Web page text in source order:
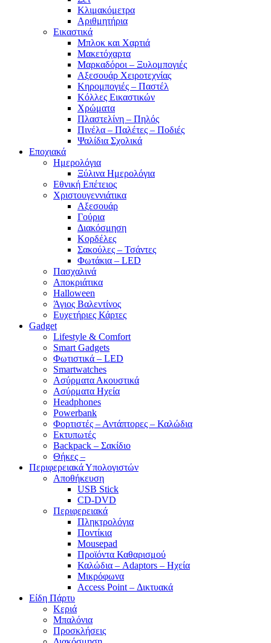
Κλιμακόμετρα
Αριθμητήρια
Εικαστικά
Μπλοκ και Χαρτιά
Μακετόχαρτα
Μαρκαδόροι – Ξυλομπογιές
Αξεσουάρ Χειροτεχνίας
Κηρομπογιές – Παστέλ
Κόλλες Εικαστικών
Χρώματα
Πλαστελίνη – Πηλός
Πινέλα – Παλέτες – Ποδιές
Ψαλίδια Σχολικά
Εποχιακά
Ημερολόγια
Ξύλινα Ημερολόγια
Εθνική Επέτειος
Χριστουγεννιάτικα
Αξεσουάρ
Γούρια
Διακόσμηση
Κορδέλες
Σακούλες – Τσάντες
Φωτάκια – LED
Πασχαλινά
Αποκριάτικα
Halloween
Άγιος Βαλεντίνος
Ευχετήριες Κάρτες
Gadget
Lifestyle & Comfort
Smart Gadgets
Φωτιστικά – LED
Smartwatches
Ασύρματα Ακουστικά
Ασύρματα Ηχεία
Headphones
Powerbank
Φορτιστές – Αντάπτορες – Καλώδια
Εκτυπωτές
Backpack – Σακίδιο
Θήκες –
Περιφερειακά Υπολογιστών
Αποθήκευση
USB Stick
CD-DVD
Περιφερειακά
Πληκτρολόγια
Ποντίκια
Mousepad
Προϊόντα Καθαρισμού
Καλώδια – Adaptors – Ηχεία
Μικρόφωνα
Access Point – Δικτυακά
Είδη Πάρτυ
Κεριά
Μπαλόνια
Προσκλήσεις